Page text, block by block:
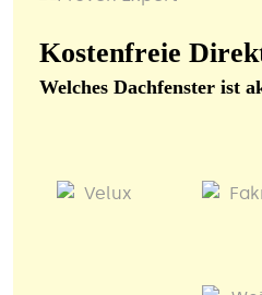
Kostenfreie
Welches Dachfenster ist